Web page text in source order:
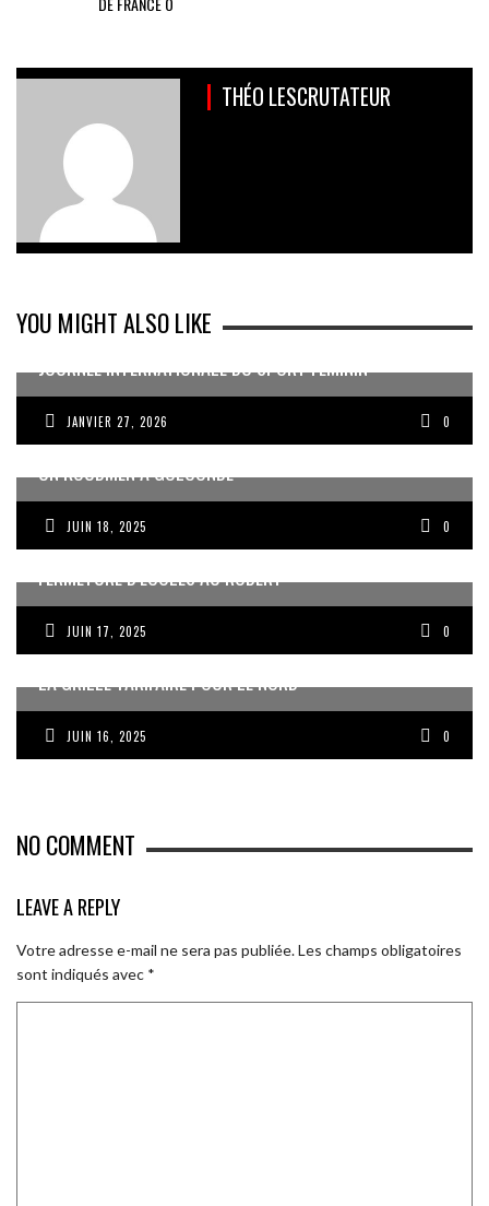
THÉO LESCRUTATEUR
YOU MIGHT ALSO LIKE
JOURNÉE INTERNATIONALE DU SPORT FÉMININ
JANVIER 27, 2026 0
UN KOUDMEN À GOLCONDE
JUIN 18, 2025 0
FERMETURE D’ÉCOLES AU ROBERT
JUIN 17, 2025 0
LA GRILLE TARIFAIRE POUR LE NORD
JUIN 16, 2025 0
NO COMMENT
LEAVE A REPLY
Votre adresse e-mail ne sera pas publiée.Les champs obligatoires
sont indiqués avec *